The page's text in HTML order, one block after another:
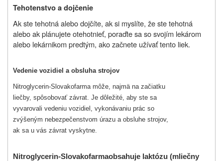
Tehotenstvo a dojčenie
Ak ste tehotná alebo dojčíte, ak si myslíte, že ste tehotná
alebo ak plánujete otehotnieť, poraďte sa so svojím lekárom
alebo lekárnikom predtým, ako začnete užívať tento liek.
Vedenie vozidiel a obsluha strojov
Nitroglycerin-Slovakofarma môže, najmä na začiatku
liečby, spôsobovať závrat. Je dôležité, aby ste sa
vyvarovali vedeniu vozidiel, vykonávaniu prác so
zvýšeným nebezpečenstvom úrazu a obsluhe strojov,
ak sa u vás závrat vyskytne.
Nitroglycerin-Slovakofarmaobsahuje laktózu (mliečny